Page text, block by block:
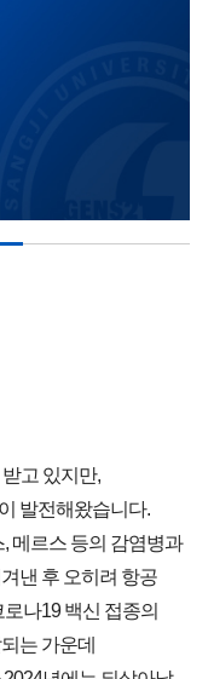
고 있지만,
발전해왔습니다.
메르스 등의 감염병과
낸 후 오히려 항공
나19 백신 접종의
는 가운데